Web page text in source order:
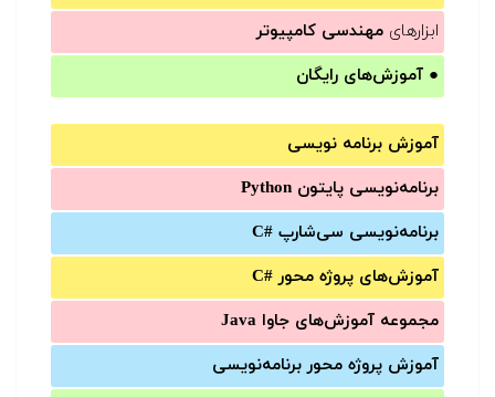
ابزارهای مهندسی کامپیوتر
● آموزش‌های رایگان
آموزش برنامه نویسی
برنامه‌نویسی پایتون Python
برنامه‌‌نویسی سی‌شارپ C#‎
آموزش‌های پروژه محور #C
مجموعه آموزش‌های جاوا Java
آموزش‌ پروژه محور برنامه‌نویسی